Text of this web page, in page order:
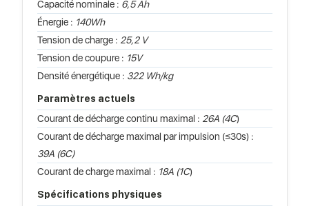
Capacité nominale : 6,5 Ah
Énergie : 140Wh
Tension de charge : 25,2 V
Tension de coupure : 15V
Densité énergétique : 322 Wh/kg
Paramètres actuels
Courant de décharge continu maximal : 26A (4C)
Courant de décharge maximal par impulsion (≤30s) :
39A (6C)
Courant de charge maximal : 18A (1C)
Spécifications physiques